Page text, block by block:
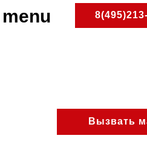
Вызвать